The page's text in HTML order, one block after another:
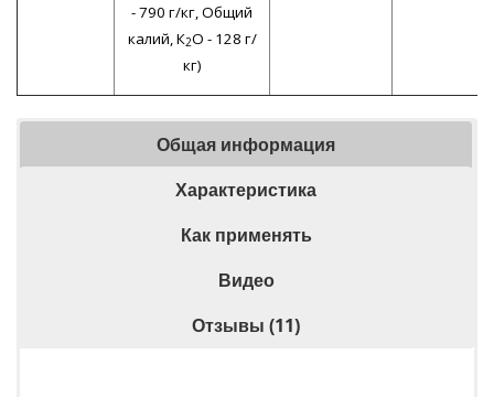
- 790 г/кг, Общий
калий, К2О - 128 г/
кг)
Общая информация
Характеристика
Как применять
Видео
Отзывы (11)